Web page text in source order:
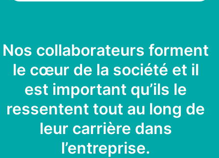
Nos collaborateurs forment
le cœur de la société et il
est important qu’ils le
ressentent tout au long de
leur carrière dans
l’entreprise.